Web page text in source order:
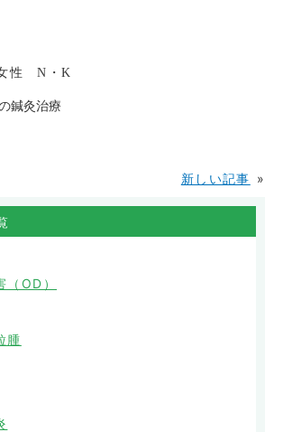
性 N・K
鍼灸治療
新しい記事 »
（OD）
腫